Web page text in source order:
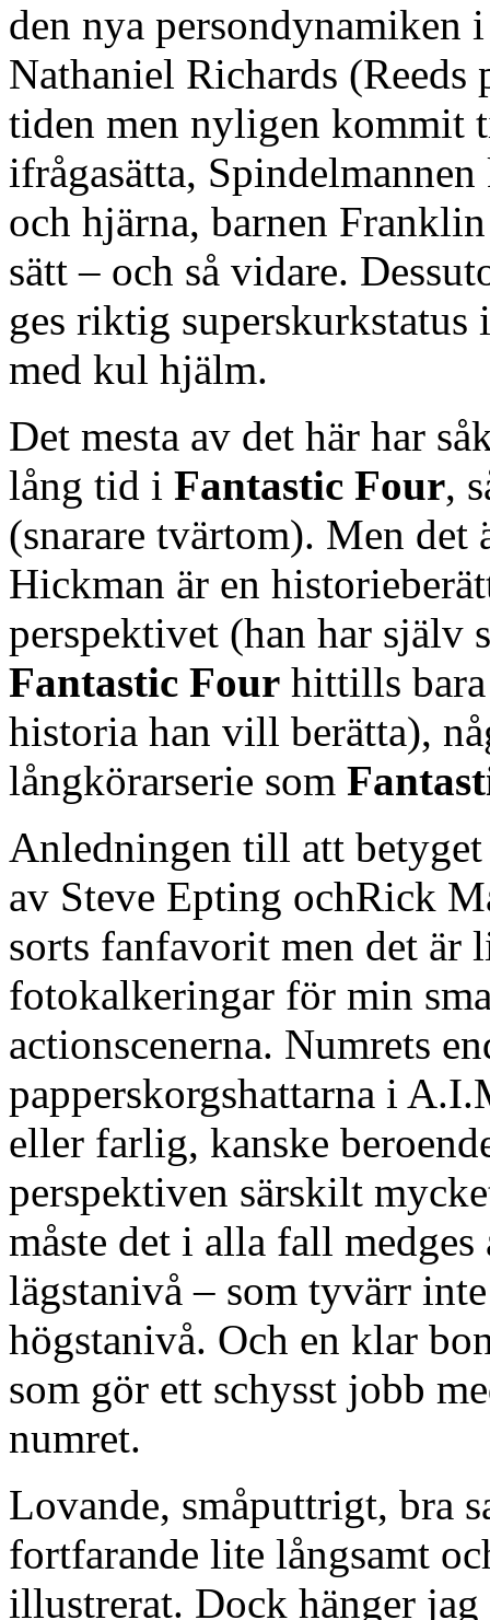
den nya persondynamiken
Nathaniel Richards
tiden men nyligen kommit
ifrågasätta,
och hjärna, barnen
sätt – och så vidare.
ges riktig superskurkstatus
med kul hjälm.
Det mesta av det här har
lång tid i Fantastic Four,
(snarare tvärtom). Men
Hickman är en
perspektivet (han har själv
Fantastic Four hittills
historia han vill berätta),
långkörarserie som
Anledningen till att
av Steve Epting ochRick
sorts fanfavorit men det är
fotokalkeringar för min
actionscenerna. Numrets
papperskorgshattarna i
eller farlig, kanske
perspektiven särskilt
måste det i alla fall
lägstanivå – som tyvärr
högstanivå. Och en klar
som gör ett schysst jobb
numret.
Lovande, småputtrigt, bra
fortfarande lite långsamt
illustrerat. Dock hänger